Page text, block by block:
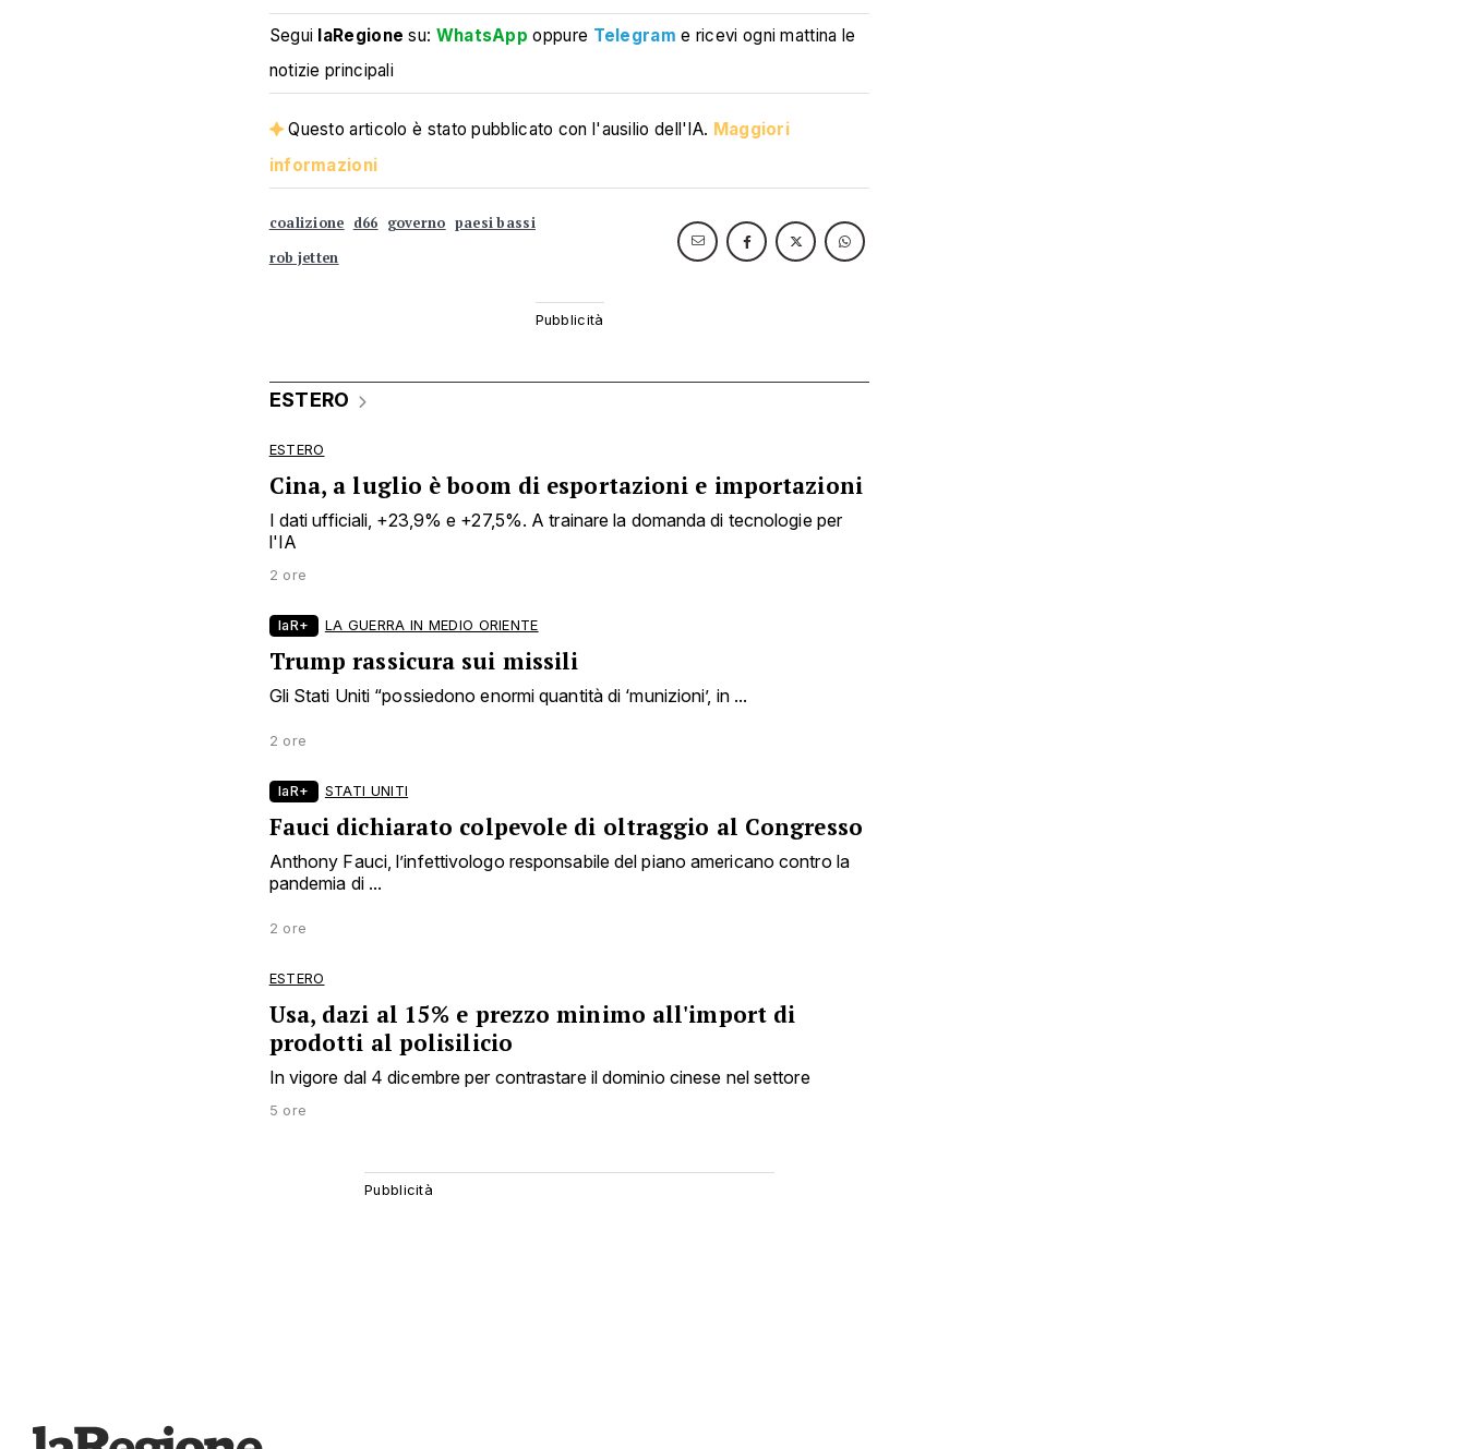
Segui laRegione su: WhatsApp oppure Telegram e ricevi ogni mattina le
notizie principali
Questo articolo è stato pubblicato con l'ausilio dell'IA. Maggiori
informazioni
coalizione d66 governo paesi bassi
rob jetten
ESTERO
ESTERO
Cina, a luglio è boom di esportazioni e importazioni
I dati ufficiali, +23,9% e +27,5%. A trainare la domanda di tecnologie per
l'IA
2 ore
laR+ LA GUERRA IN MEDIO ORIENTE
Trump rassicura sui missili
Gli Stati Uniti “possiedono enormi quantità di ‘munizioni’, in ...
2 ore
laR+ STATI UNITI
Fauci dichiarato colpevole di oltraggio al Congresso
Anthony Fauci, l’infettivologo responsabile del piano americano contro la
pandemia di ...
2 ore
ESTERO
Usa, dazi al 15% e prezzo minimo all'import di
prodotti al polisilicio
In vigore dal 4 dicembre per contrastare il dominio cinese nel settore
5 ore